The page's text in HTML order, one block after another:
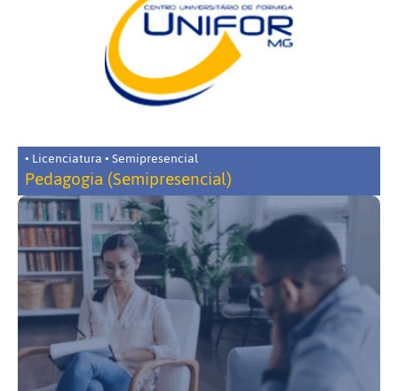
• Licenciatura • Semipresencial
Pedagogia (Semipresencial)